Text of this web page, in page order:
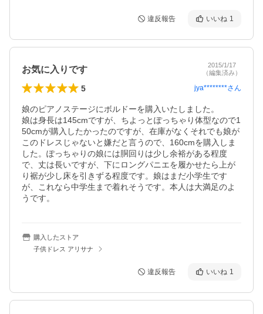
違反報告 いいね 1
お気に入りです
2015/1/17
（編集済み）
5 jya********さん
娘のピアノステージにボルドーを購入いたしました。
娘は身長は145cmですが、ちよっとぽっちゃり体型なので1
50cmが購入したかったのですが、在庫がなくそれでも娘が
このドレスじゃないと嫌だと言うので、160cmを購入しま
した。ぽっちゃりの娘には胴回りは少し余裕がある程度
で、丈は長いですが、下にロングパニエを履かせたら上が
り裾が少し床を引きずる程度です。娘はまだ小学生です
が、これなら中学生まで着れそうです。本人は大満足のよ
うです。
購入したストア
子供ドレス アリサナ
違反報告 いいね 1